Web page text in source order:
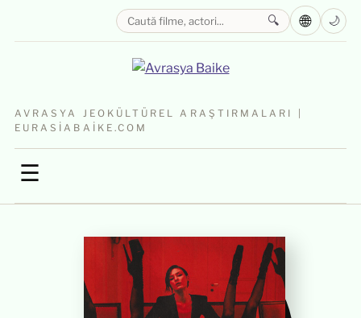
AVRASYA JEOKÜLTÜREL ARAŞTIRMALARI |
EURASIABAIKE.COM
☰
🔍 🌐 🌙